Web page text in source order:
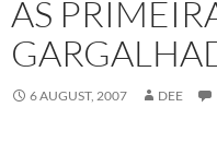
AS
6 AUGUST, 2007 DEE